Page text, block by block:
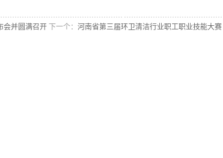
会并圆满召开 下一个： 河南省第三届环卫清洁行业职工职业技能大赛